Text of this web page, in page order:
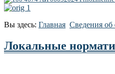
Вы здесь: Главная Сведения об
Локальные